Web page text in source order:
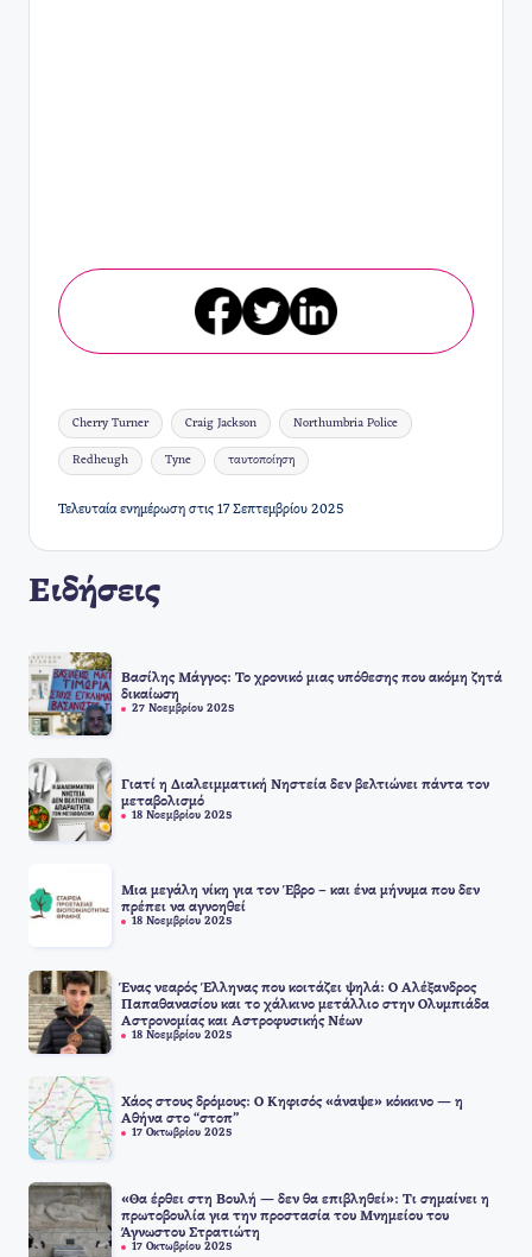
Ετικέτες:
Cherry Turner Craig Jackson Northumbria Police
Redheugh Tyne ταυτοποίηση
Τελευταία ενημέρωση στις 17 Σεπτεμβρίου 2025
Ειδήσεις
Βασίλης Μάγγος: Το χρονικό μιας υπόθεσης που ακόμη ζητά
δικαίωση
27 Νοεμβρίου 2025
Γιατί η Διαλειμματική Νηστεία δεν βελτιώνει πάντα τον
μεταβολισμό
18 Νοεμβρίου 2025
Μια μεγάλη νίκη για τον Έβρο – και ένα μήνυμα που δεν
πρέπει να αγνοηθεί
18 Νοεμβρίου 2025
Ένας νεαρός Έλληνας που κοιτάζει ψηλά: Ο Αλέξανδρος
Παπαθανασίου και το χάλκινο μετάλλιο στην Ολυμπιάδα
Αστρονομίας και Αστροφυσικής Νέων
18 Νοεμβρίου 2025
Χάος στους δρόμους: Ο Κηφισός «άναψε» κόκκινο — η
Αθήνα στο “στοπ”
17 Οκτωβρίου 2025
«Θα έρθει στη Βουλή — δεν θα επιβληθεί»: Τι σημαίνει η
πρωτοβουλία για την προστασία του Μνημείου του
Άγνωστου Στρατιώτη
17 Οκτωβρίου 2025